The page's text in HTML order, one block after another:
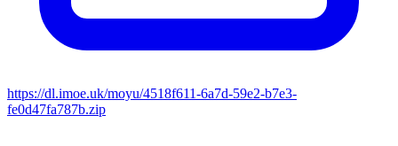
https://dl.imoe.uk/moyu/4518f611-6a7d-59e2-b7e3-
fe0d47fa787b.zip